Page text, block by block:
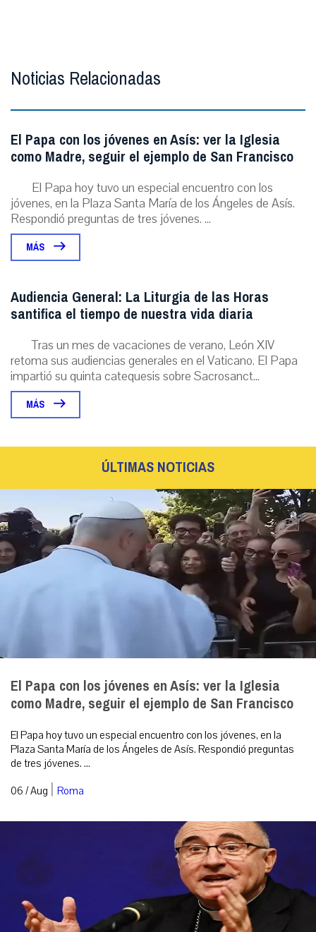
Noticias Relacionadas
El Papa con los jóvenes en Asís: ver la Iglesia
como Madre, seguir el ejemplo de San Francisco
El Papa hoy tuvo un especial encuentro con los
jóvenes, en la Plaza Santa María de los Ángeles de Asís.
Respondió preguntas de tres jóvenes. ...
MÁS
Audiencia General: La Liturgia de las Horas
santifica el tiempo de nuestra vida diaria
Tras un mes de vacaciones de verano, León XIV
retoma sus audiencias generales en el Vaticano. El Papa
impartió su quinta catequesis sobre Sacrosanct...
MÁS
ÚLTIMAS NOTICIAS
El Papa con los jóvenes en Asís: ver la Iglesia
como Madre, seguir el ejemplo de San Francisco
El Papa hoy tuvo un especial encuentro con los jóvenes, en la
Plaza Santa María de los Ángeles de Asís. Respondió preguntas
de tres jóvenes. ...
06 / Aug | Roma